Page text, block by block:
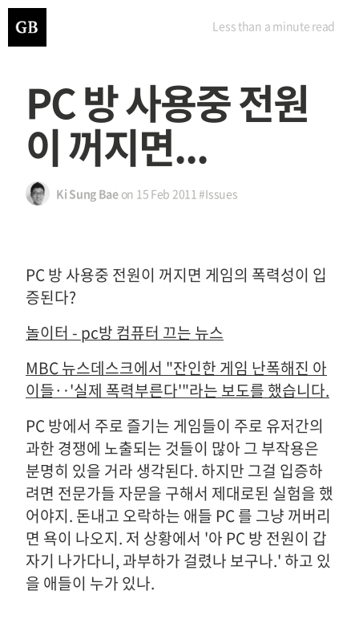
PC 방 사용중 전원
이 꺼지면...
Ki Sung Baeon 15 Feb 2011#Issues
Less than a minute read
PC 방 사용중 전원이 꺼지면 게임의 폭력성이 입
증된다?
놀이터 - pc방 컴퓨터 끄는 뉴스
MBC 뉴스데스크에서 "잔인한 게임 난폭해진 아
이들‥'실제 폭력부른다'"라는 보도를 했습니다.
PC 방에서 주로 즐기는 게임들이 주로 유저간의
과한 경쟁에 노출되는 것들이 많아 그 부작용은
분명히 있을 거라 생각된다. 하지만 그걸 입증하
려면 전문가들 자문을 구해서 제대로된 실험을 했
어야지. 돈내고 오락하는 애들 PC 를 그냥 꺼버리
면 욕이 나오지. 저 상황에서 '아 PC 방 전원이 갑
자기 나가다니, 과부하가 걸렸나 보구나.' 하고 있
을 애들이 누가 있나.